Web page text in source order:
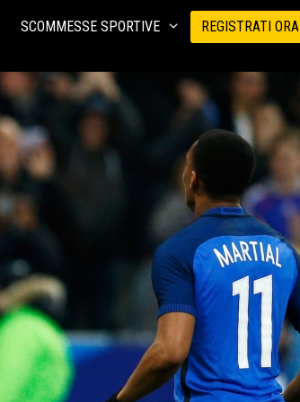
SCOMMESSE SPORTIVE REGISTRATI ORA